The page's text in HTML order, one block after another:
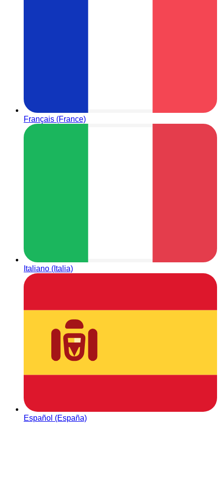
Français (France)
Italiano (Italia)
Español (España)